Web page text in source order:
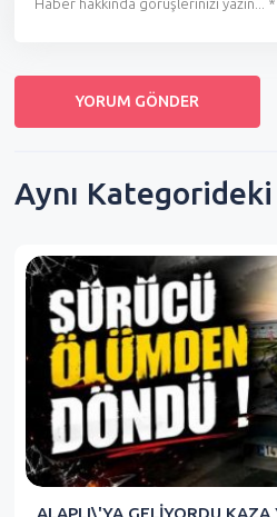
Aynı
ALAPLI\'YA GELİYORDU KAZA